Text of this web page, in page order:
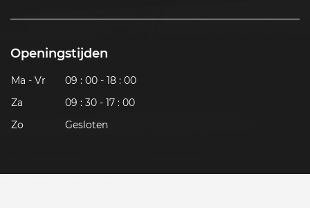
Openingstijden
Ma - Vr
09 : 00 - 18 : 00
Za
09 : 30 - 17 : 00
Zo
Gesloten